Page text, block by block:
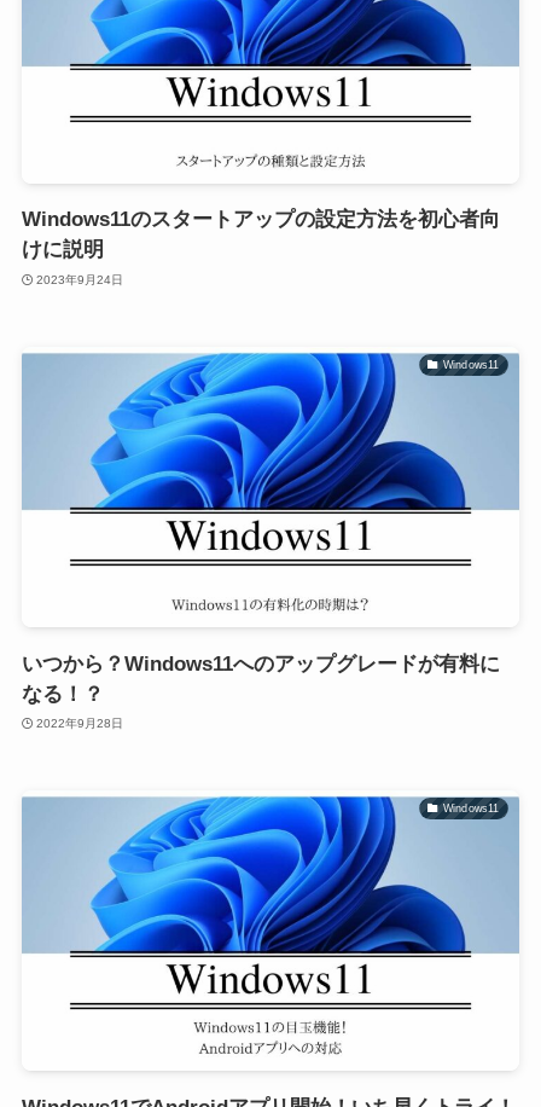
Windows11のスタートアップの設定方法を初心者向
けに説明
2023年9月24日
Windows11
いつから？Windows11へのアップグレードが有料に
なる！？
2022年9月28日
Windows11